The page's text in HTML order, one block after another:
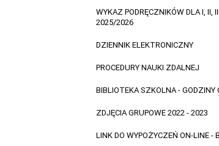
WYKAZ PODRĘCZNIKÓW DLA I, II,
2025/2026
DZIENNIK ELEKTRONICZNY
PROCEDURY NAUKI ZDALNEJ
BIBLIOTEKA SZKOLNA - GODZINY
ZDJĘCIA GRUPOWE 2022 - 2023
LINK DO WYPOŻYCZEŃ ON-LINE -